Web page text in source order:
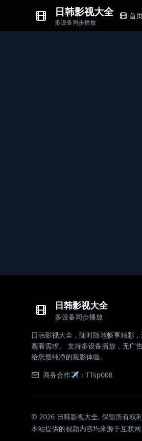
日韩影视大全
多设备同步播放
首
日韩影视大全
多设备同步播放
日韩影视大全，随时随地畅享精彩
观看需求。 支持多设备播放，无广
给您最纯净的观影体验。
商务合作✈️：TTsp008
© 2026 日韩影视大全. 保留所有权
本站提供的视频内容均来源于互联网